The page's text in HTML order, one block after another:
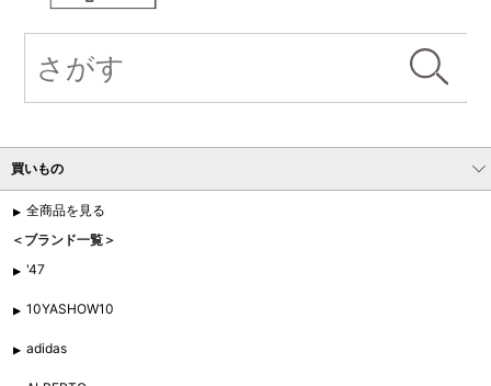
買いもの
全商品を見る
＜ブランド一覧＞
'47
10YASHOW10
adidas